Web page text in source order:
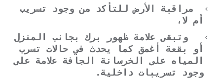
مراقبة الأرض للتأكد من وجود تسريب
أم لا،
وتبقى علامة ظهور برك بجانب المنزل
أو بقعة أغمق كما يحدث في حالات تسرب
المياه على الخرسانة الجافة علامة على
وجود تسريبات داخلية.